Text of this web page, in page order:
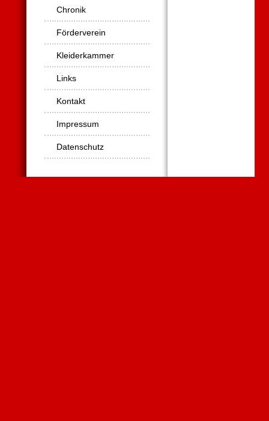
Chronik
Förderverein
Kleiderkammer
Links
Kontakt
Impressum
Datenschutz